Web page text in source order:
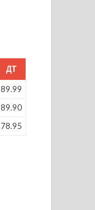
ДТ
89.99
89.90
78.95